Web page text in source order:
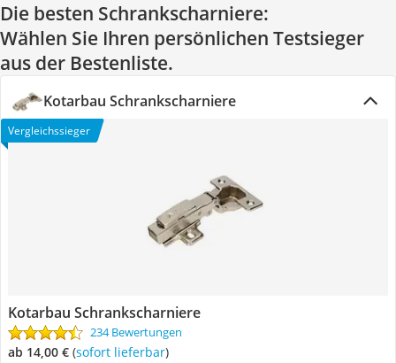
Die besten Schrankscharniere:
Wählen Sie Ihren persönlichen Testsieger
aus der Bestenliste.
Kotarbau Schrankscharniere
Vergleichssieger
Kotarbau Schrankscharniere
234 Bewertungen
ab 14,00 € ( Sofort lieferbar)